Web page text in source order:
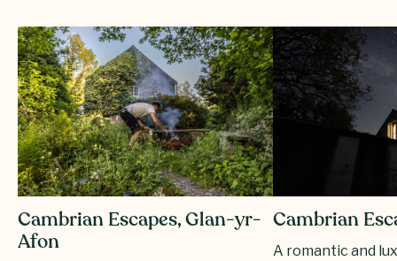
Cambrian Escapes, Glan-yr-
Afon
Cambrian
A romantic and